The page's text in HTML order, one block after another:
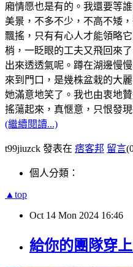
廂情愿也是有的。我還要等
美景，不多不少，不高不矮
飄搖，只有有心人才能領略
梢，一眨眼的工夫又飛回來
出來透透氣呢。蹲在湖邊慢
來到門口，是幾株盆栽的大
她滿意地笑了。我也由衷地
搖蕩起來，真愜意，只恨發
(繼續閱讀...)
t99jiuzck 發表在 痞客邦 留言
個人分類：
▲top
Oct 14 Mon 2024 16:46
給你的團隊穿